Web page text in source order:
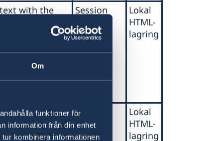
Om
funktioner för
information från din enhet
kombinera informationen
with the
of data-
any
server-
Session
Lokal
HTML-
lagring
with the
order to limit
data-server-
Session
Lokal
HTML-
lagring